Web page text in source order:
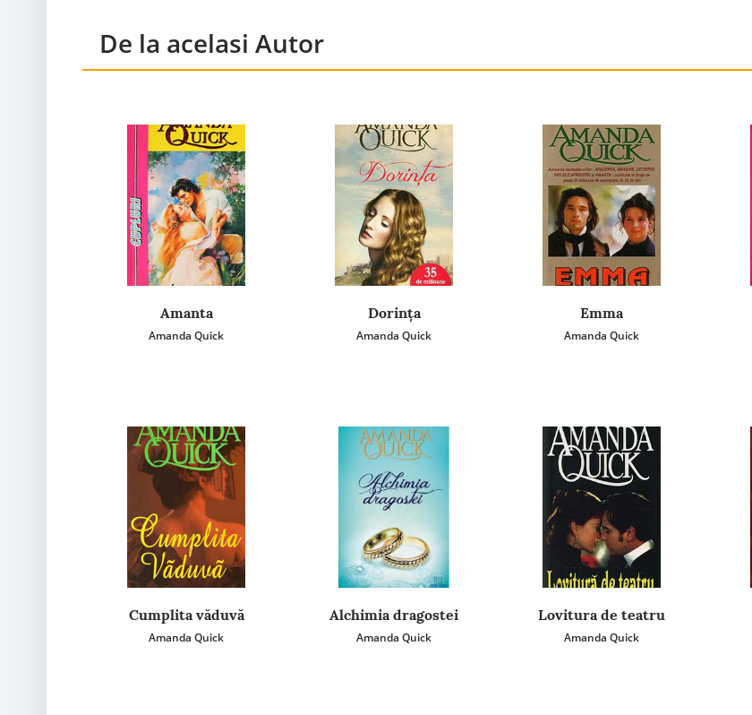
De la acelasi Autor
Amanta
Amanda Quick
Dorinţa
Amanda Quick
Emma
Amanda Quick
Cumplita văduvă
Amanda Quick
Alchimia dragostei
Amanda Quick
Lovitura de teatru
Amanda Quick